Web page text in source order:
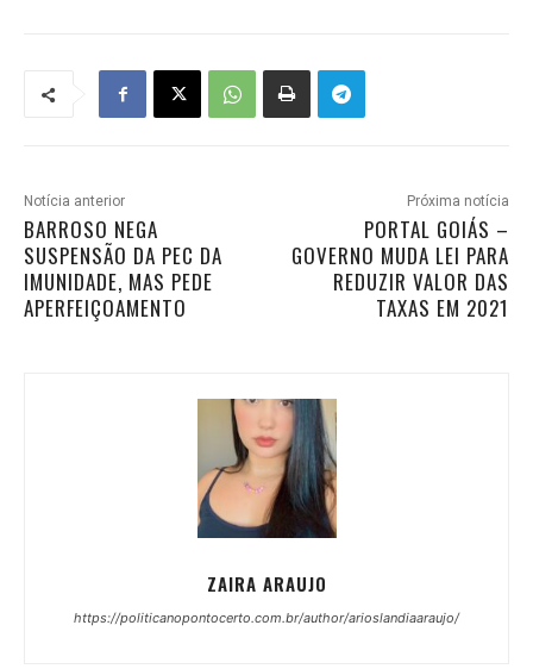
Notícia anterior
BARROSO NEGA
SUSPENSÃO DA PEC DA
IMUNIDADE, MAS PEDE
APERFEIÇOAMENTO
Próxima notícia
PORTAL GOIÁS –
GOVERNO MUDA LEI PARA
REDUZIR VALOR DAS
TAXAS EM 2021
ZAIRA ARAUJO
https://politicanopontocerto.com.br/author/arioslandiaaraujo/